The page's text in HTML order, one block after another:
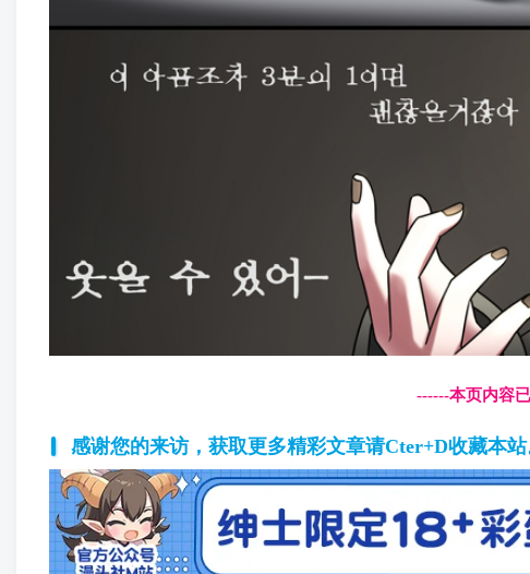
------本页内容
感谢您的来访，获取更多精彩文章请Cter+D收藏本站